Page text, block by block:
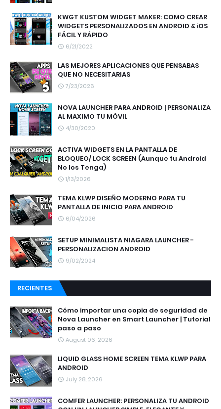
KWGT KUSTOM WIDGET MAKER: COMO CREAR
WIDGETS PERSONALIZADOS EN ANDROID & iOS
FÁCIL Y RÁPIDO
6/21/2022
LAS MEJORES APLICACIONES QUE PENSABAS
QUE NO NECESITARIAS
7/23/2026
NOVA LAUNCHER PARA ANDROID | PERSONALIZA
AL MAXIMO TU MÓVIL
4/30/2020
ACTIVA WIDGETS EN LA PANTALLA DE
BLOQUEO/ LOCK SCREEN (Aunque tu Android
No los Tenga)
1/13/2026
TEMA KLWP DISEÑO MODERNO PARA TU
PANTALLA DE INICIO PARA ANDROID
6/04/2026
SETUP MINIMALISTA NIAGARA LAUNCHER -
PERSONALIZACION ANDROID
9/02/2024
RECIENTES
Cómo importar una copia de seguridad de
Nova Launcher en Smart Launcher | Tutorial
paso a paso
August 06, 2026
LIQUID GLASS HOME SCREEN TEMA KLWP PARA
ANDROID
July 28, 2026
COMFER LAUNCHER: PERSONALIZA TU ANDROID